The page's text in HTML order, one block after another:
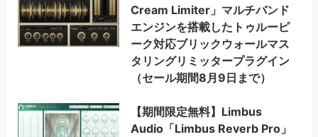
Cream Limiter」マルチバンド
エンジンを搭載したトゥルーピ
ーク対応ブリックウォールマス
タリングリミッタープラグイン
（セール期間8月9日まで）
【期間限定無料】Limbus
Audio「Limbus Reverb Pro」